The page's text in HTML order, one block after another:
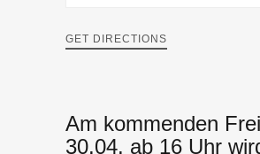
GET DIRECTIONS
Am kommenden
30.04. ab 16 Uhr